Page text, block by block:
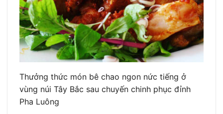
Thưởng thức món bê chao ngon nức tiếng ở
vùng núi Tây Bắc sau chuyến chinh phục đỉnh
Pha Luông